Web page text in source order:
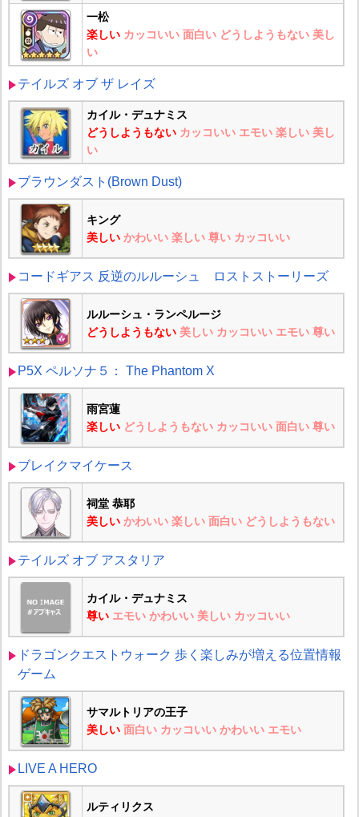
一松
楽しい カッコいい 面白い どうしようもない 美し
い
テイルズ オブ ザ レイズ
カイル・デュナミス
どうしようもない カッコいい エモい 楽しい 美し
い
ブラウンダスト(Brown Dust)
キング
美しい かわいい 楽しい 尊い カッコいい
コードギアス 反逆のルルーシュ ロストストーリーズ
ルルーシュ・ランペルージ
どうしようもない 美しい カッコいい エモい 尊い
P5X ペルソナ５： The Phantom X
雨宮蓮
楽しい どうしようもない カッコいい 面白い 尊い
ブレイクマイケース
祠堂 恭耶
美しい かわいい 楽しい 面白い どうしようもない
テイルズ オブ アスタリア
カイル・デュナミス
尊い エモい かわいい 美しい カッコいい
ドラゴンクエストウォーク 歩く楽しみが増える位置情報
ゲーム
サマルトリアの王子
美しい 面白い カッコいい かわいい エモい
LIVE A HERO
ルティリクス